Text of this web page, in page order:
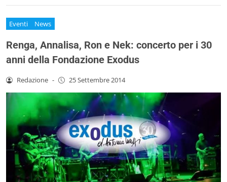
Eventi News
Renga, Annalisa, Ron e Nek: concerto per i 30
anni della Fondazione Exodus
Redazione - 25 Settembre 2014